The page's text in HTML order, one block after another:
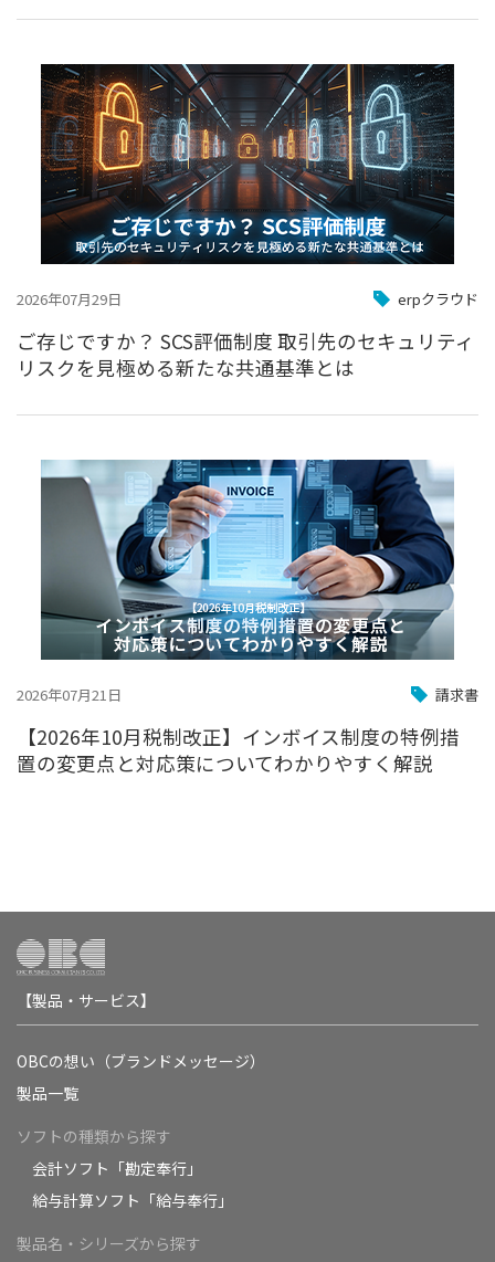
2026年07月29日 erpクラウド
ご存じですか？ SCS評価制度 取引先のセキュリティ
リスクを見極める新たな共通基準とは
2026年07月21日 請求書
【2026年10月税制改正】インボイス制度の特例措
置の変更点と対応策についてわかりやすく解説
【製品・サービス】
OBCの想い（ブランドメッセージ）
製品一覧
ソフトの種類から探す
会計ソフト「勘定奉行」
給与計算ソフト「給与奉行」
製品名・シリーズから探す